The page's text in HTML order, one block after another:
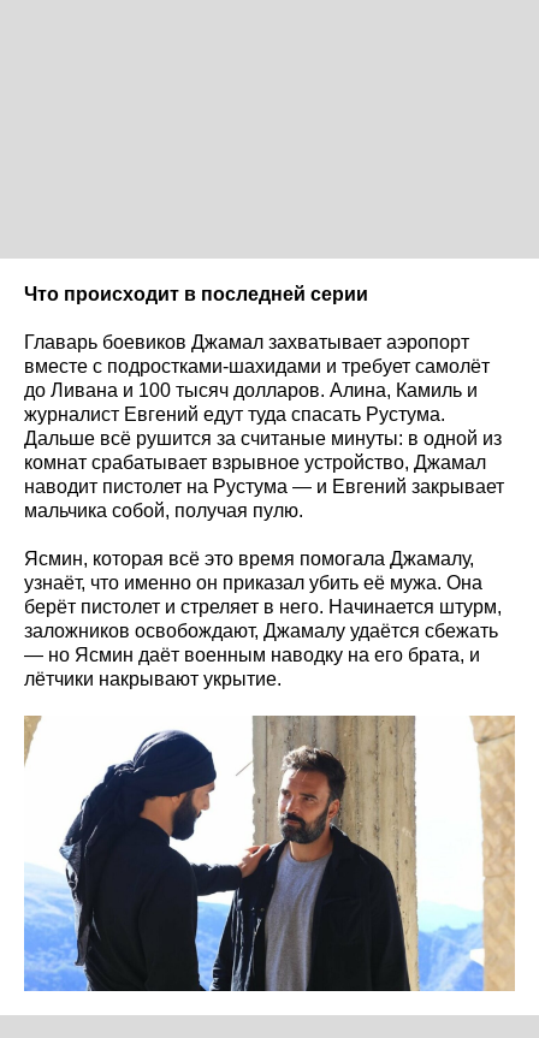
Что происходит в последней серии
Главарь боевиков Джамал захватывает аэропорт
вместе с подростками-шахидами и требует самолёт
до Ливана и 100 тысяч долларов. Алина, Камиль и
журналист Евгений едут туда спасать Рустума.
Дальше всё рушится за считаные минуты: в одной из
комнат срабатывает взрывное устройство, Джамал
наводит пистолет на Рустума — и Евгений закрывает
мальчика собой, получая пулю.
Ясмин, которая всё это время помогала Джамалу,
узнаёт, что именно он приказал убить её мужа. Она
берёт пистолет и стреляет в него. Начинается штурм,
заложников освобождают, Джамалу удаётся сбежать
— но Ясмин даёт военным наводку на его брата, и
лётчики накрывают укрытие.